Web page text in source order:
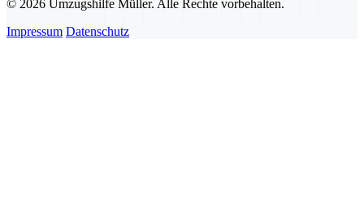
© 2026 Umzugshilfe Müller. Alle Rechte vorbehalten.
Impressum Datenschutz